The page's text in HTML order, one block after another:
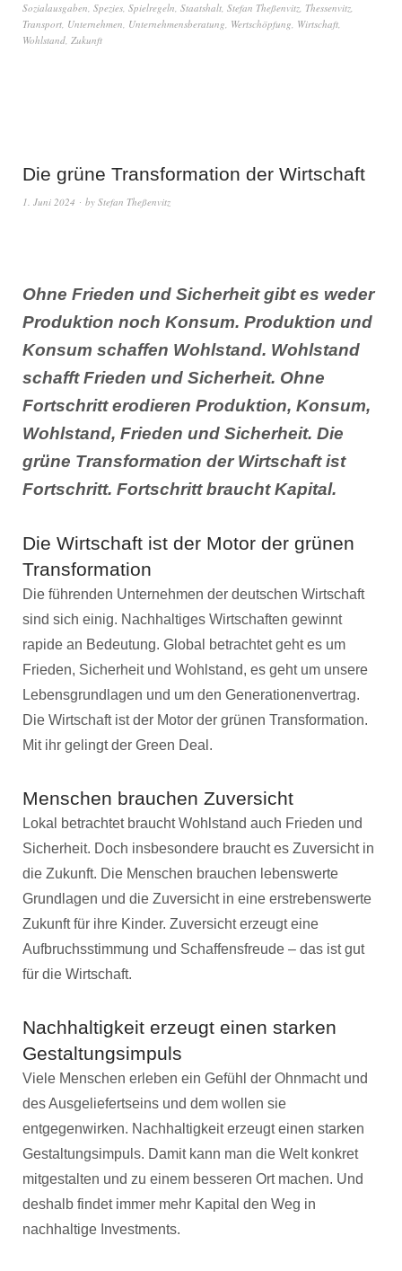
Sozialausgaben, Spezies, Spielregeln, Staatshalt, Stefan Theßenvitz, Thessenvitz,
Transport, Unternehmen, Unternehmensberatung, Wertschöpfung, Wirtschaft,
Wohlstand, Zukunft
Die grüne Transformation der Wirtschaft
1. Juni 2024 by Stefan Theßenvitz
Ohne Frieden und Sicherheit gibt es weder
Produktion noch Konsum. Produktion und
Konsum schaffen Wohlstand. Wohlstand
schafft Frieden und Sicherheit. Ohne
Fortschritt erodieren Produktion, Konsum,
Wohlstand, Frieden und Sicherheit. Die
grüne Transformation der Wirtschaft ist
Fortschritt. Fortschritt braucht Kapital.
Die Wirtschaft ist der Motor der grünen
Transformation
Die führenden Unternehmen der deutschen Wirtschaft
sind sich einig. Nachhaltiges Wirtschaften gewinnt
rapide an Bedeutung. Global betrachtet geht es um
Frieden, Sicherheit und Wohlstand, es geht um unsere
Lebensgrundlagen und um den Generationenvertrag.
Die Wirtschaft ist der Motor der grünen Transformation.
Mit ihr gelingt der Green Deal.
Menschen brauchen Zuversicht
Lokal betrachtet braucht Wohlstand auch Frieden und
Sicherheit. Doch insbesondere braucht es Zuversicht in
die Zukunft. Die Menschen brauchen lebenswerte
Grundlagen und die Zuversicht in eine erstrebenswerte
Zukunft für ihre Kinder. Zuversicht erzeugt eine
Aufbruchsstimmung und Schaffensfreude – das ist gut
für die Wirtschaft.
Nachhaltigkeit erzeugt einen starken
Gestaltungsimpuls
Viele Menschen erleben ein Gefühl der Ohnmacht und
des Ausgeliefertseins und dem wollen sie
entgegenwirken. Nachhaltigkeit erzeugt einen starken
Gestaltungsimpuls. Damit kann man die Welt konkret
mitgestalten und zu einem besseren Ort machen. Und
deshalb findet immer mehr Kapital den Weg in
nachhaltige Investments.